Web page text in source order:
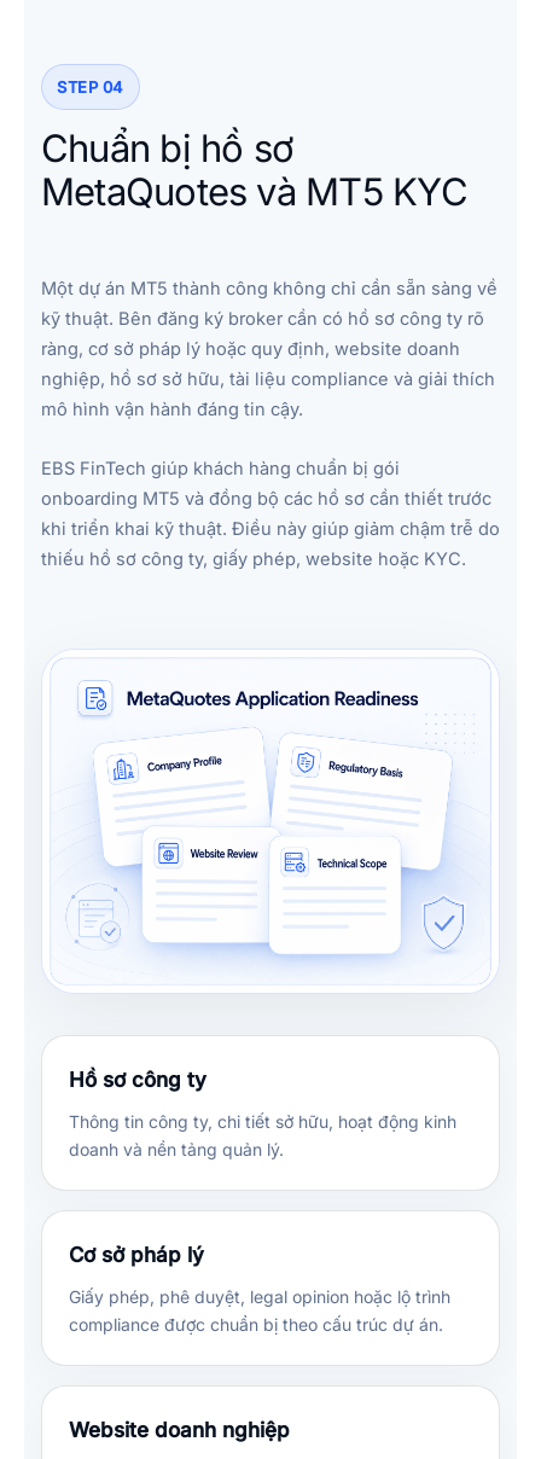
STEP 04
Chuẩn bị hồ sơ
MetaQuotes và MT5 KYC
Một dự án MT5 thành công không chỉ cần sẵn sàng về
kỹ thuật. Bên đăng ký broker cần có hồ sơ công ty rõ
ràng, cơ sở pháp lý hoặc quy định, website doanh
nghiệp, hồ sơ sở hữu, tài liệu compliance và giải thích
mô hình vận hành đáng tin cậy.
EBS FinTech giúp khách hàng chuẩn bị gói
onboarding MT5 và đồng bộ các hồ sơ cần thiết trước
khi triển khai kỹ thuật. Điều này giúp giảm chậm trễ do
thiếu hồ sơ công ty, giấy phép, website hoặc KYC.
Hồ sơ công ty
Thông tin công ty, chi tiết sở hữu, hoạt động kinh
doanh và nền tảng quản lý.
Cơ sở pháp lý
Giấy phép, phê duyệt, legal opinion hoặc lộ trình
compliance được chuẩn bị theo cấu trúc dự án.
Website doanh nghiệp